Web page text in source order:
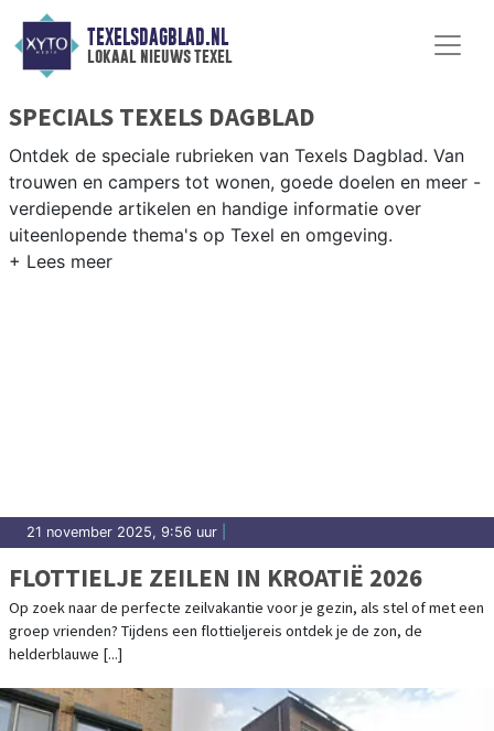
TEXELSDAGBLAD.NL
lokaal nieuws texel
SPECIALS TEXELS DAGBLAD
Ontdek de speciale rubrieken van Texels Dagblad. Van
trouwen en campers tot wonen, goede doelen en meer -
verdiepende artikelen en handige informatie over
uiteenlopende thema's op Texel en omgeving.
21 november 2025, 9:56 uur
FLOTTIELJE ZEILEN IN KROATIË 2026
Op zoek naar de perfecte zeilvakantie voor je gezin, als stel of met een
groep vrienden? Tijdens een flottieljereis ontdek je de zon, de
helderblauwe [...]